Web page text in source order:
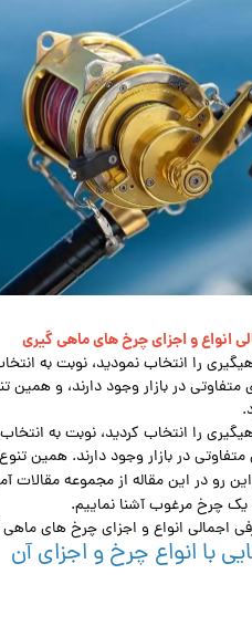
انواع و اجزای چرخ های ماهی گیری
را انتخاب نمودید، نوبت به
متفاوتی در بازار وجود دارند، و
را انتخاب کردید، نوبت به
متفاوتی در بازار وجود دارند. همین
رو در این مقاله از مجموعه مقالات
چرخ مرغوب آشنا نماییم.
اجمالی انواع و اجزای چرخ های ماهی
با انواع چرخ و اجزای آن